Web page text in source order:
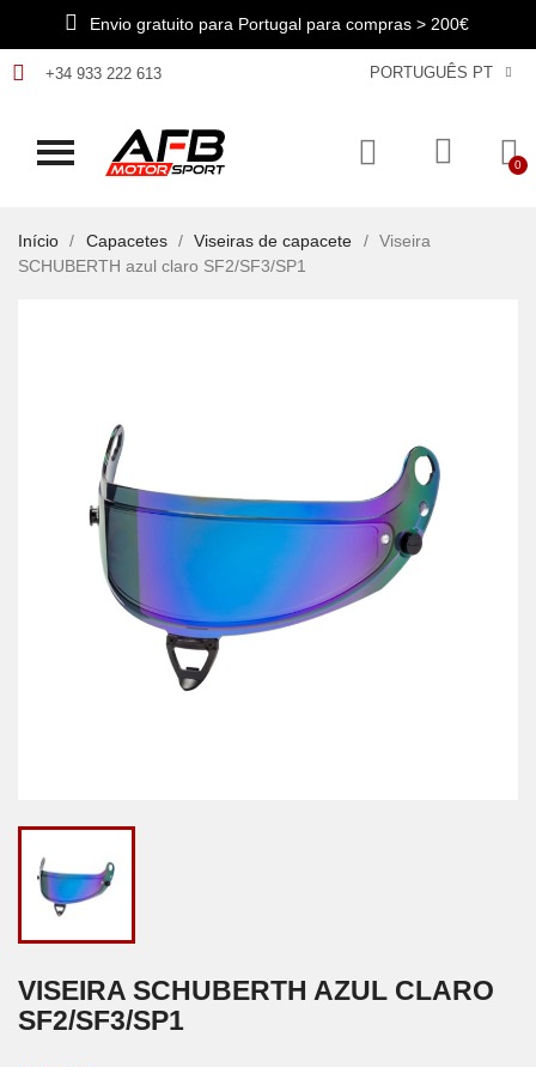
Envio gratuito para Portugal para compras > 200€
+34 933 222 613 PORTUGUÊS PT
Início Capacetes Viseiras de capacete
Viseira
SCHUBERTH azul claro SF2/SF3/SP1
VISEIRA SCHUBERTH AZUL CLARO
SF2/SF3/SP1